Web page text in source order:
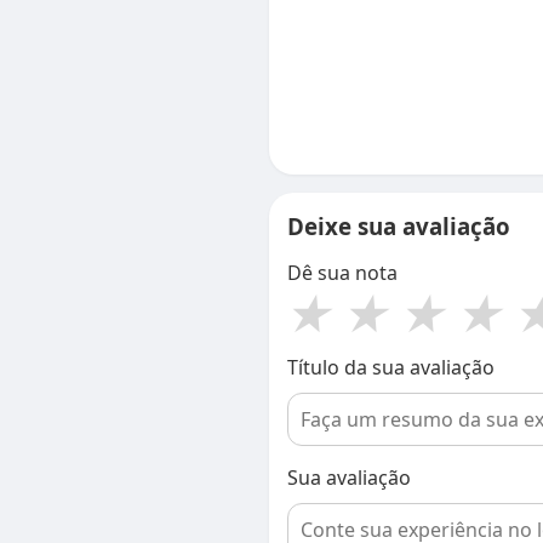
Deixe sua avaliação
Dê sua nota
★ ★ ★ ★
Título da sua avaliação
Sua avaliação